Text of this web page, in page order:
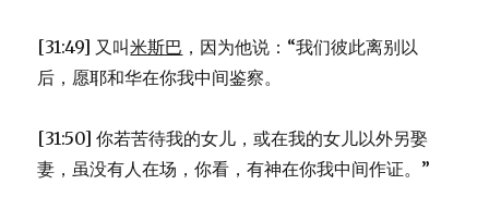
[31:49] 又叫米斯巴 ，因为他说：“我们彼此离别以
后，愿耶和华在你我中间鉴察。
[31:50] 你若苦待我的女儿，或在我的女儿以外另娶
妻，虽没有人在场，你看，有神在你我中间作证。”